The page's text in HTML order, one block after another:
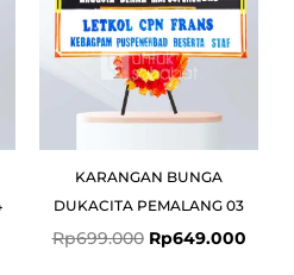
KARANGAN BUNGA
DUKACITA PEMALANG 03
Rp699.000 Rp649.000